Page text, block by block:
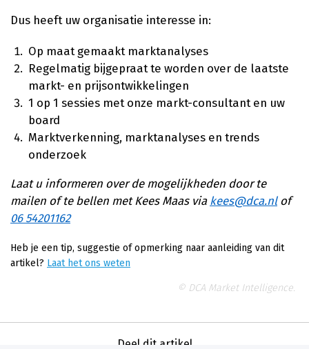
Dus heeft uw organisatie interesse in:
Op maat gemaakt marktanalyses
Regelmatig bijgepraat te worden over de laatste
markt- en prijsontwikkelingen
1 op 1 sessies met onze markt-consultant en uw
board
Marktverkenning, marktanalyses en trends
onderzoek
Laat u informeren over de mogelijkheden door te
mailen of te bellen met Kees Maas via kees@dca.nlof
06 54201162
Heb je een tip, suggestie of opmerking naar aanleiding van dit
artikel? Laat het ons weten
© DCA Market Intelligence.
Deel dit artikel